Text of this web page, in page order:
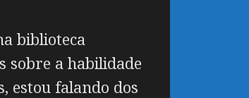
biblioteca
sobre a habilidade
estou falando dos